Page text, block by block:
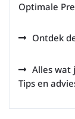
Optimale
Ontdek
Alles wat
Tips en